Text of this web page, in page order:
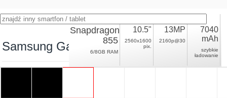
Samsung Galaxy Tab S6 Wi-Fi
Snapdragon
855
6/8GB RAM
10.5"
2560x1600
pix.
13MP
2160p@30
7040
mAh
szybkie
ładowanie